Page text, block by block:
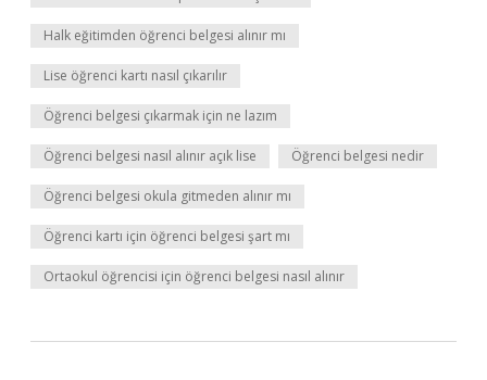
Halk eğitimden öğrenci belgesi alınır mı
Lise öğrenci kartı nasıl çıkarılır
Öğrenci belgesi çıkarmak için ne lazım
Öğrenci belgesi nasıl alınır açık lise Öğrenci belgesi nedir
Öğrenci belgesi okula gitmeden alınır mı
Öğrenci kartı için öğrenci belgesi şart mı
Ortaokul öğrencisi için öğrenci belgesi nasıl alınır